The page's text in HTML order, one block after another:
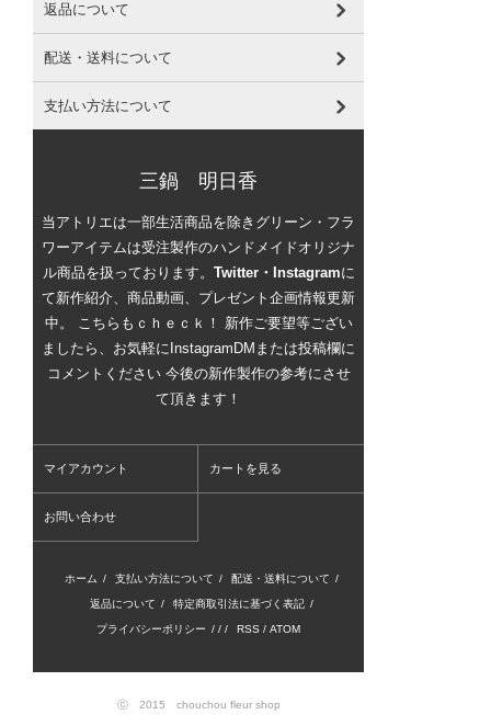
返品について
配送・送料について
支払い方法について
三鍋 明日香
当アトリエは一部生活商品を除きグリーン・フラ
ワーアイテムは受注製作のハンドメイドオリジナ
ル商品を扱っております。 Twitter・Instagramに
て新作紹介、商品動画、プレゼント企画情報更新
中。 こちらもｃｈｅｃｋ！ 新作ご要望等ござい
ましたら、お気軽にInstagramDMまたは投稿欄に
コメントください 今後の新作製作の参考にさせ
て頂きます！
マイアカウント カートを見る
お問い合わせ
ホーム / 支払い方法について / 配送・送料について /
返品について / 特定商取引法に基づく表記 /
プライバシーポリシー / / / RSS / ATOM
ⓒ 2015 chouchou fleur shop